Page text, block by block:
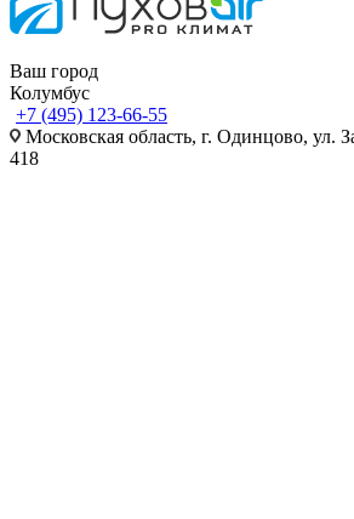
Ваш город
Колумбус
+7 (495) 123-66-55
Московская область, г. Одинцово, ул.
418